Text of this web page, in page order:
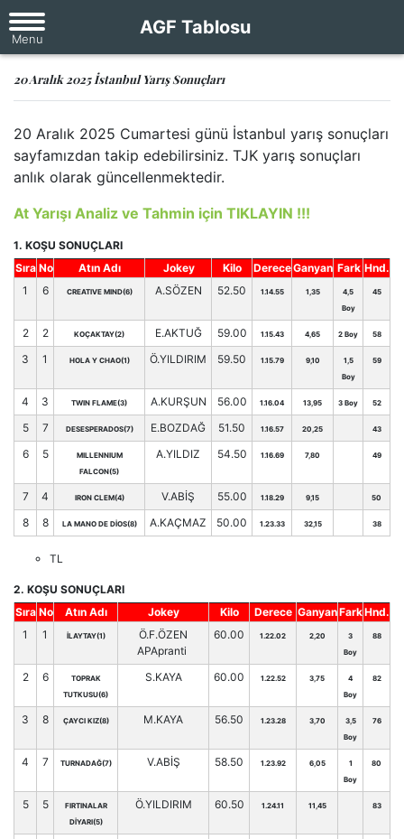
AGF Tablosu
20 Aralık 2025 İstanbul Yarış Sonuçları
20 Aralık 2025 Cumartesi günü İstanbul yarış sonuçları
sayfamızdan takip edebilirsiniz. TJK yarış sonuçları
anlık olarak güncellenmektedir.
At Yarışı Analiz ve Tahmin için TIKLAYIN !!!
1. KOŞU SONUÇLARI
Sıra No Atın Adı Jokey Kilo DereceGanyan Fark Hnd.
1
6 CREATIVE MIND(6) A.SÖZEN 52.50 1.14.55 1,35
4,5
Boy
45
2 2 KOÇAKTAY(2) E.AKTUĞ 59.00 1.15.43 4,65 2 Boy 58
3 1 HOLA Y CHAO(1) Ö.YILDIRIM 59.50 1.15.79 9,10
1,5
Boy
59
4 3 TWIN FLAME(3) A.KURŞUN 56.00 1.16.04 13,95 3 Boy 52
5 7 DESESPERADOS(7) E.BOZDAĞ 51.50 1.16.57 20,25 43
6 5
MILLENNIUM
FALCON(5)
A.YILDIZ 54.50 1.16.69 7,80 49
7 4 IRON CLEM(4) V.ABİŞ 55.00 1.18.29 9,15 50
8 8 LA MANO DE DİOS(8) A.KAÇMAZ 50.00 1.23.33 32,15 38
TL
2. KOŞU SONUÇLARI
Sıra No Atın Adı Jokey Kilo Derece GanyanFarkHnd.
1
1 İLAYTAY(1)
Ö.F.ÖZEN
APApranti
60.00 1.22.02 2,20
3
Boy
88
2 6
TOPRAK
TUTKUSU(6)
S.KAYA 60.00 1.22.52 3,75
4
Boy
82
3 8 ÇAYCI KIZ(8) M.KAYA 56.50 1.23.28 3,70
3,5
Boy
76
4 7 TURNADAĞ(7) V.ABİŞ 58.50 1.23.92 6,05
1
Boy
80
5 5
FIRTINALAR
DİYARI(5)
Ö.YILDIRIM 60.50 1.24.11 11,45 83